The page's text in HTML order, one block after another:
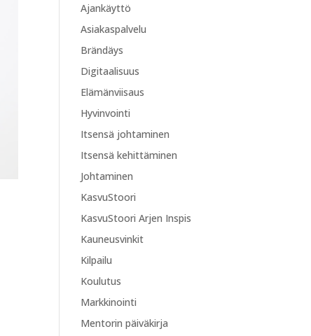
Ajankäyttö
Asiakaspalvelu
Brändäys
Digitaalisuus
Elämänviisaus
Hyvinvointi
Itsensä johtaminen
Itsensä kehittäminen
Johtaminen
KasvuStoori
KasvuStoori Arjen Inspis
Kauneusvinkit
Kilpailu
Koulutus
Markkinointi
Mentorin päiväkirja